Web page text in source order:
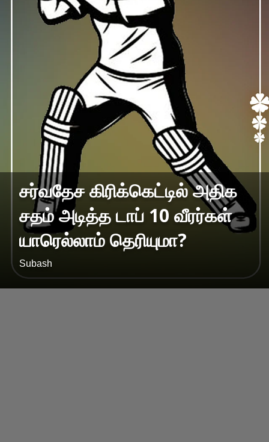
சர்வதேச கிரிக்கெட்டில் அதிக
சதம் அடித்த டாப் 10 வீரர்கள்
யாரெல்லாம் தெரியுமா?
Subash